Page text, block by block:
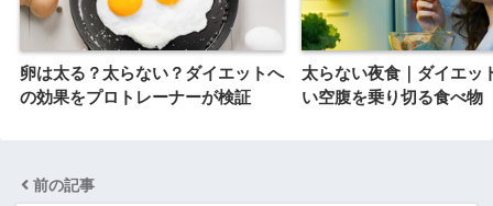
卵は太る？太らない？ダイエットへ
の効果をプロトレーナーが検証
太らない夜食｜ダイエッ
い空腹を乗り切る食べ物
前の記事